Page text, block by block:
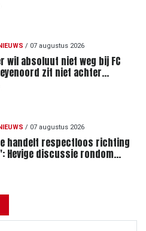
/ 07 augustus 2026
wil absoluut niet weg bij FC
zit niet achter
/ 07 augustus 2026
handelt respectloos richting
Hevige discussie rondom
tot derde spits